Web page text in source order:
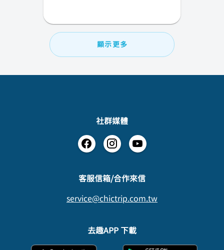
顯示更多
社群媒體
​客服信箱/合作來信
service@chictrip.com.tw
去趣APP 下載